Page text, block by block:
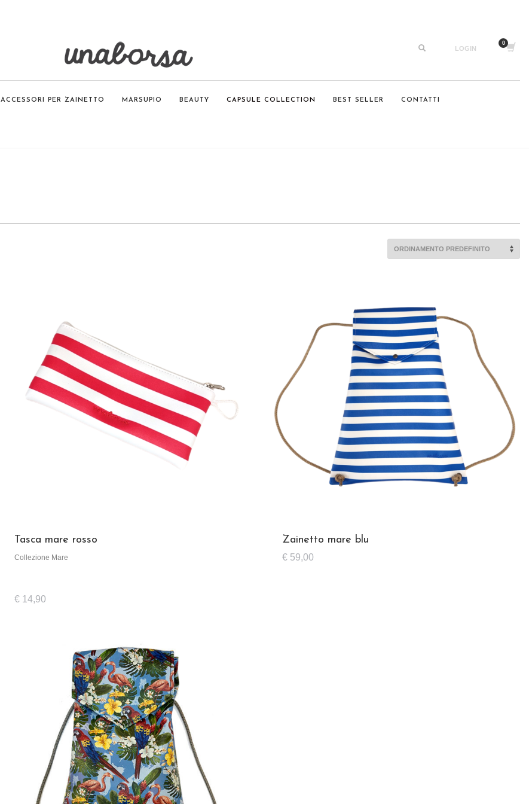
LOGIN
ACCESSORI PER ZAINETTO MARSUPIO BEAUTY CAPSULE COLLECTION BEST SELLER CONTATTI
Tasca mare rosso
Collezione Mare
€14,90
Zainetto mare blu
€59,00